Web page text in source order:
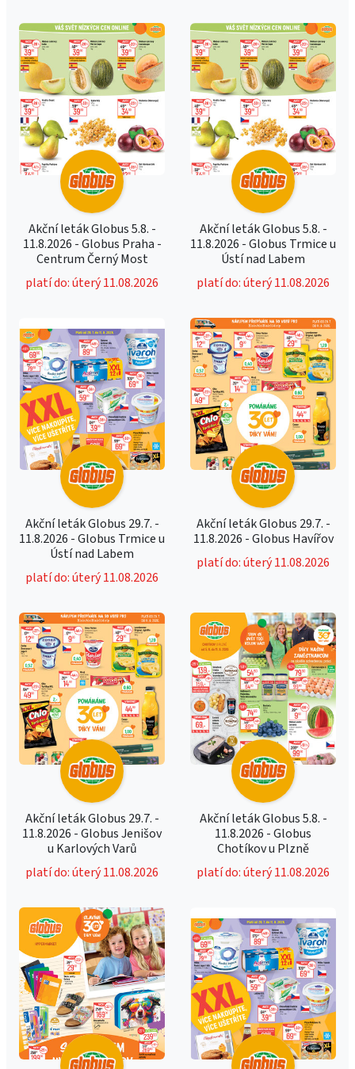
Akční leták Globus 5.8. -
11.8.2026 - Globus Praha -
Centrum Černý Most
platí do: úterý 11.08.2026
Akční leták Globus 5.8. -
11.8.2026 - Globus Trmice u
Ústí nad Labem
platí do: úterý 11.08.2026
Akční leták Globus 29.7. -
11.8.2026 - Globus Trmice u
Ústí nad Labem
platí do: úterý 11.08.2026
Akční leták Globus 29.7. -
11.8.2026 - Globus Havířov
platí do: úterý 11.08.2026
Akční leták Globus 29.7. -
11.8.2026 - Globus Jenišov
u Karlových Varů
platí do: úterý 11.08.2026
Akční leták Globus 5.8. -
11.8.2026 - Globus
Chotíkov u Plzně
platí do: úterý 11.08.2026